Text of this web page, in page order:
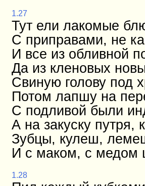
1.27
Тут ели лакомые
С приправами, не
И все из обливной
Да из кленовых
Свиную голову под
Потом лапшу на
С подливой были
А на закуску путря,
Зубцы, кулеш,
И с маком, с медом
1.28